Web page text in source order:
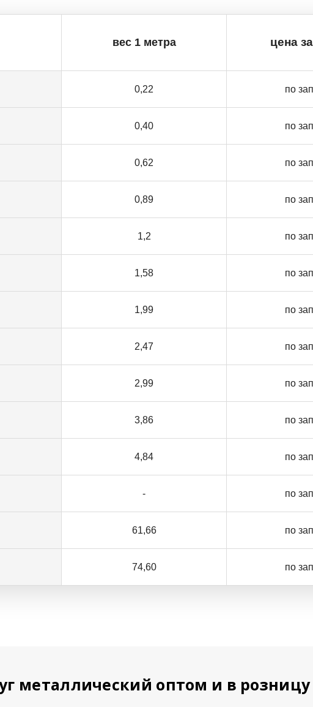
вес 1 метра цена
0,22 по
0,40 по
0,62 по
0,89 по
1,2 по
1,58 по
1,99 по
2,47 по
2,99 по
3,86 по
4,84 по
- по
61,66 по
74,60 по
металлический оптом и в